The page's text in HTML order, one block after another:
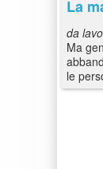
La
da
Ma
le